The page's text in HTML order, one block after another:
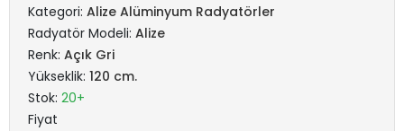
Kategori: Alize Alüminyum Radyatörler
Radyatör Modeli: Alize
Renk: Açık Gri
Yükseklik: 120 cm.
Stok: 20+
Fiyat